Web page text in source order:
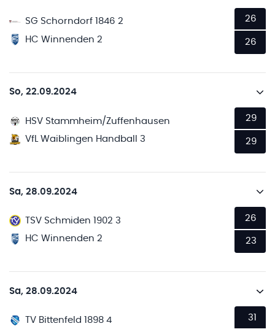
SG Schorndorf 1846 2
HC Winnenden 2
26
26
So, 22.09.2024
HSV Stammheim/Zuffenhausen
VfL Waiblingen Handball 3
29
29
Sa, 28.09.2024
TSV Schmiden 1902 3
HC Winnenden 2
26
23
Sa, 28.09.2024
TV Bittenfeld 1898 4
31